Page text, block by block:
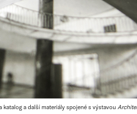
katalog a další materiály spojené s výstavou